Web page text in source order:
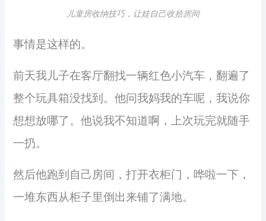
儿童房收纳技巧，让娃自己收拾房间
事情是这样的。
前天我儿子在客厅翻找一辆红色小汽车，翻遍了
整个玩具箱没找到。他问我妈我的车呢，我说你
想想放哪了。他说我不知道啊，上次玩完就随手
一扔。
然后他跑到自己房间，打开衣柜门，哗啦一下，
一堆东西从柜子里倒出来铺了满地。